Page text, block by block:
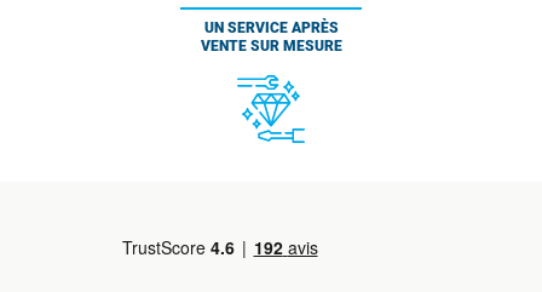
UN SERVICE APRÈS
VENTE SUR MESURE